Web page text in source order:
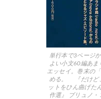
単行本で3ページ
よい小文60編あま
エッセイ。巻末の
める。
『だけ
ットをひん曲げた
作選』 ブリュノ